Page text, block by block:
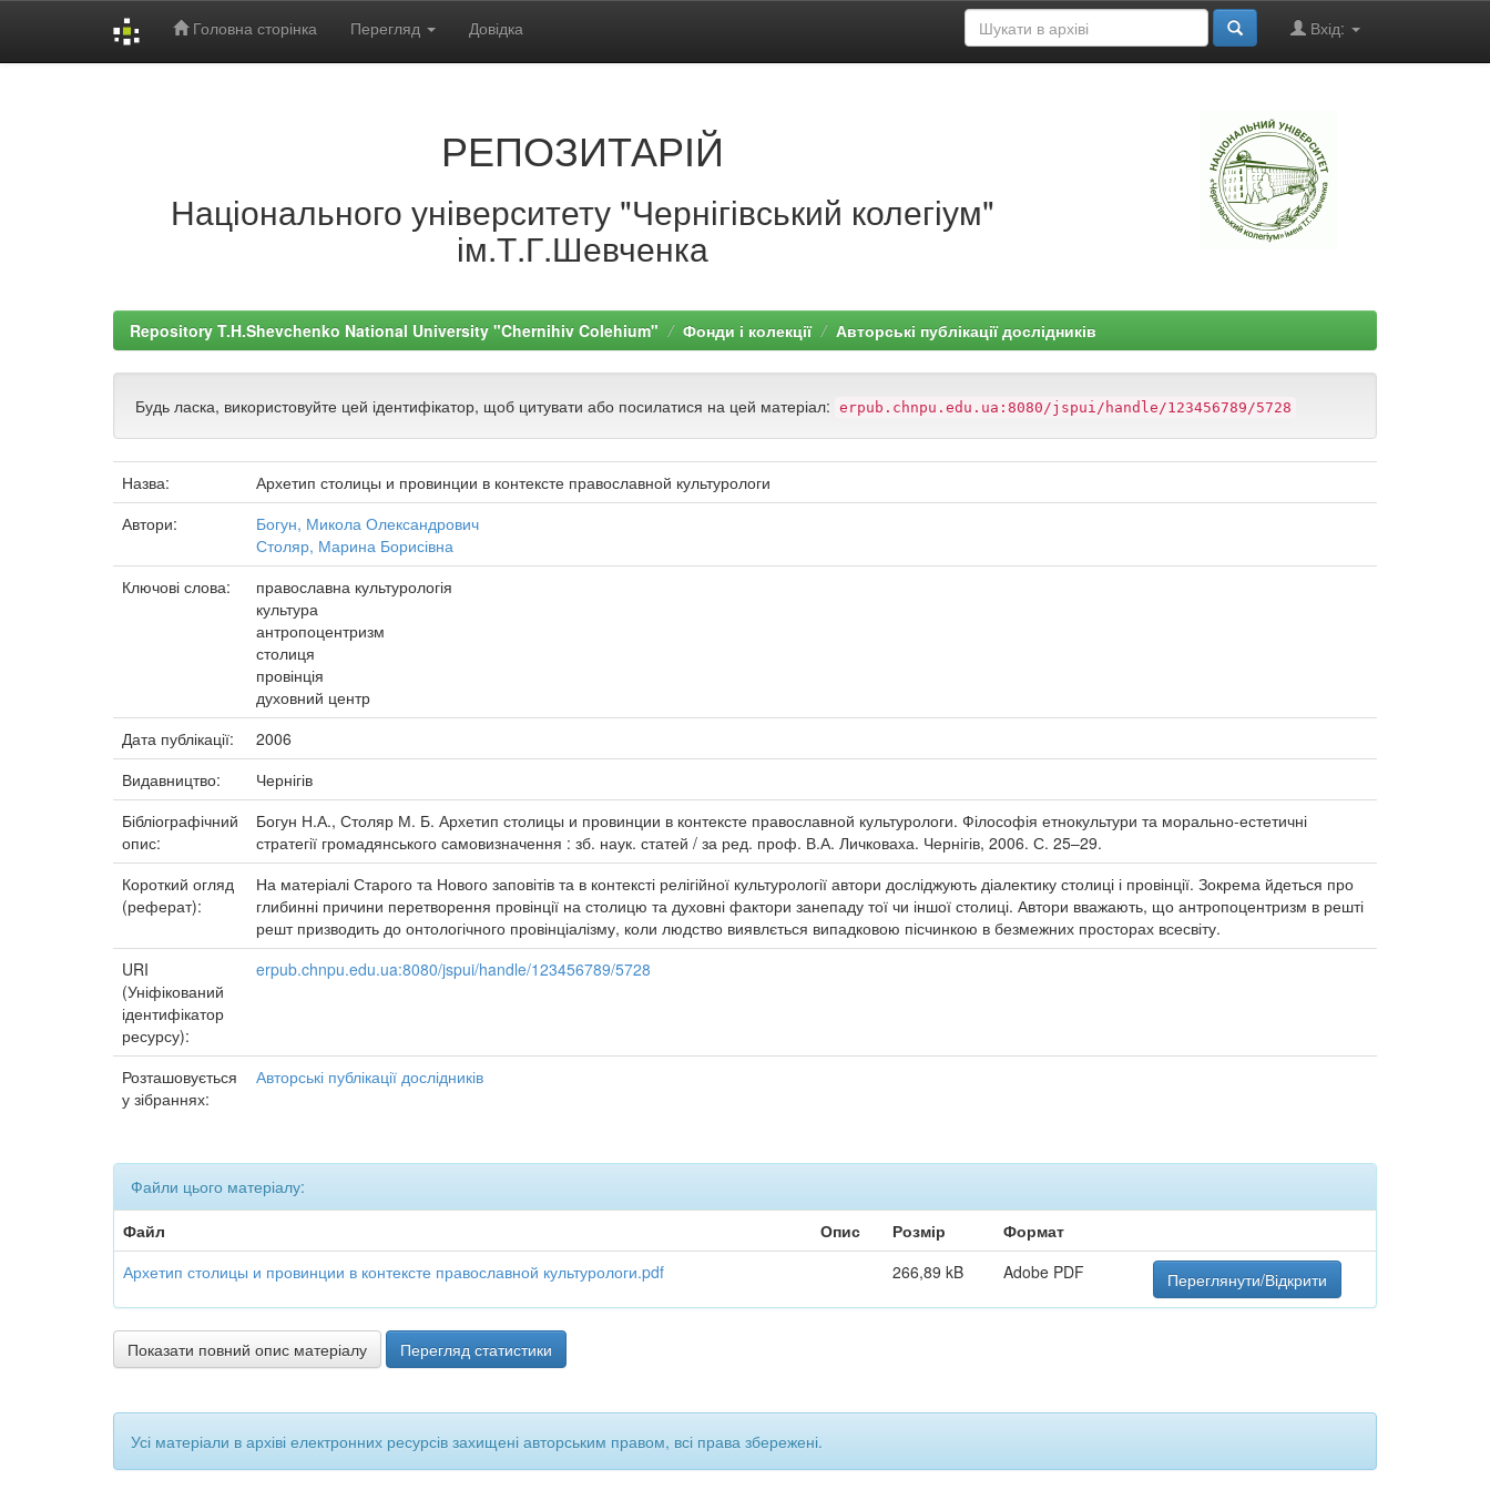
Головна сторінка Перегляд Довідка Вхід:
РЕПОЗИТАРІЙ
Національного університету "Чернігівський колегіум"
ім.Т.Г.Шевченка
Repository T.H.Shevchenko National University "Chernihiv Colehium" Фонди і колекції Авторські публікації дослідників
Будь ласка, використовуйте цей ідентифікатор, щоб цитувати або посилатися на цей матеріал: erpub.chnpu.edu.ua:8080/jspui/handle/123456789/5728
Назва:
Архетип столицы и провинции в контексте православной культурологи
Автори:
Богун, Микола Олександрович
Столяр, Марина Борисівна
Ключові слова:
православна культурологія
культура
антропоцентризм
столиця
провінція
духовний центр
Дата публікації:
2006
Видавництво:
Чернігів
Бібліографічний
опис:
Богун Н.А., Столяр М. Б. Архетип столицы и провинции в контексте православной культурологи. Філософія етнокультури та морально-естетичні
стратегії громадянського самовизначення : зб. наук. статей / за ред. проф. В.А. Личковаха. Чернігів, 2006. С. 25–29.
Короткий огляд
(реферат):
На матеріалі Старого та Нового заповітів та в контексті релігійної культурології автори досліджують діалектику столиці і провінції. Зокрема йдеться про
глибинні причини перетворення провінції на столицю та духовні фактори занепаду тої чи іншої столиці. Автори вважають, що антропоцентризм в решті
решт призводить до онтологічного провінціалізму, коли людство виявлється випадковою пісчинкою в безмежних просторах всесвіту.
URI
(Уніфікований
ідентифікатор
ресурсу):
erpub.chnpu.edu.ua:8080/jspui/handle/123456789/5728
Розташовується
у зібраннях:
Авторські публікації дослідників
Файли цього матеріалу:
Файл
Опис Розмір
Формат
Архетип столицы и провинции в контексте православной культурологи.pdf
266,89 kB Adobe PDF Переглянути/Відкрити
Показати повний опис матеріалу Перегляд статистики
Усі матеріали в архіві електронних ресурсів захищені авторським правом, всі права збережені.